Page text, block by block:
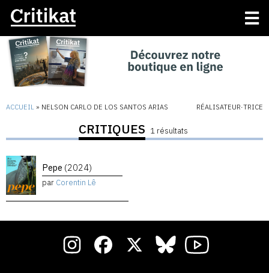
ACCUEIL » NELSON CARLO DE LOS SANTOS ARIAS RÉALISATEUR·TRICE
CRITIQUES 1 résultats
Pepe (2024)
par Corentin Lê